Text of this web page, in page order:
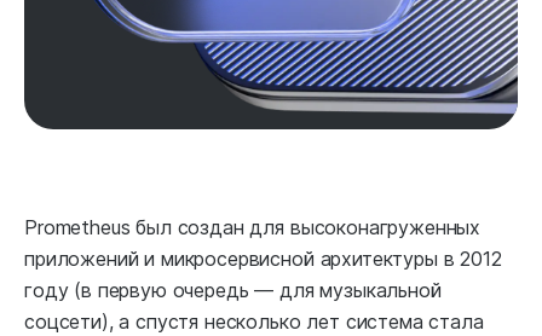
Prometheus был создан для высоконагруженных
приложений и микросервисной архитектуры в 2012
году (в первую очередь — для музыкальной
соцсети), а спустя несколько лет система стала